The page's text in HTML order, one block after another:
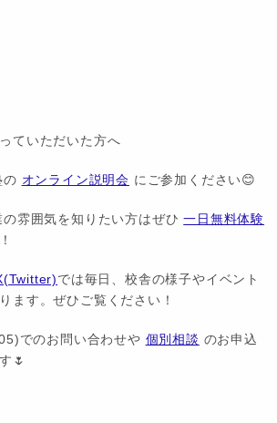
ていただいた方へ
オンライン説明会 にご参加ください😊
雰囲気を知りたい方はぜひ一日無料体験
では毎日、校舎の様子やイベント
ます。ぜひご覧ください！
でのお問い合わせや 個別相談 のお申込
🌷